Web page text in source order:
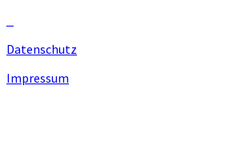
Datenschutz
Impressum